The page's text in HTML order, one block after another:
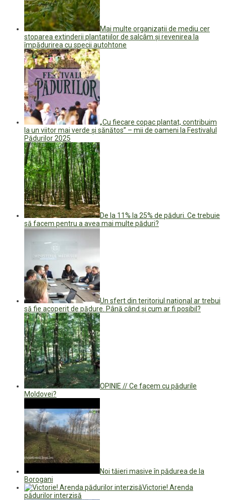
Mai multe organizații de mediu cer
stoparea extinderii plantațiilor de salcâm și revenirea la
împădurirea cu specii autohtone
„Cu fiecare copac plantat, contribuim
la un viitor mai verde și sănătos” – mii de oameni la Festivalul
Pădurilor 2025
De la 11% la 25% de păduri. Ce trebuie
să facem pentru a avea mai multe păduri?
Un sfert din teritoriul național ar trebui
să fie acoperit de pădure. Până când și cum ar fi posibil?
OPINIE // Ce facem cu pădurile
Moldovei?
Noi tăieri masive în pădurea de la
Borogani
Victorie! Arenda
pădurilor interzisă